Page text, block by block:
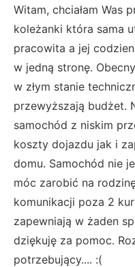
Witam, chciałam Was
koleżanki która sama
pracowita a jej
w jedną stronę.
w złym stanie
przewyższają budżet.
samochód z niskim
koszty dojazdu jak i
domu. Samochód nie
móc zarobić na
komunikacji poza 2
zapewniają w żaden
dziękuję za pomoc.
potrzebujący.... :(